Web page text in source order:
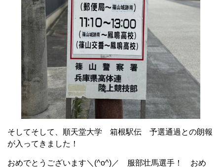
そしてそして、順天堂大学 箱根駅伝 予選通過との朗報
が入ってきました！
おめでとうございます＼(^o^)／ 服部壮馬選手！ おめ